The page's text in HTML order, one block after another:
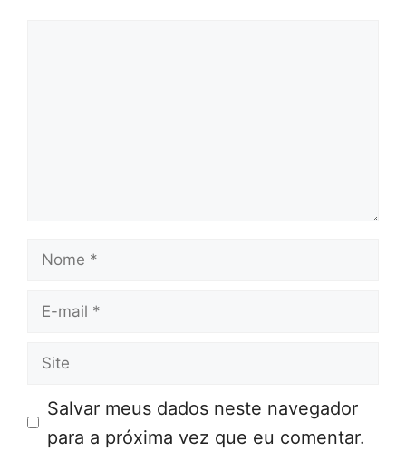
Nome
E-
Site
Salvar meus dados neste navegador
para a próxima vez que eu comentar.